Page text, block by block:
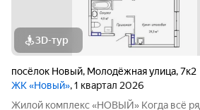
3D-тур
посёлок Новый, Молодёжная улица,7к2
ЖК «Новый», 1 квартал 2026
Жилой комплекс «НОВЫЙ» Когда всё рядом Инфраструктура